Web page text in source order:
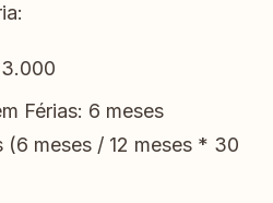
Férias: 6 meses
(6 meses / 12 meses * 30